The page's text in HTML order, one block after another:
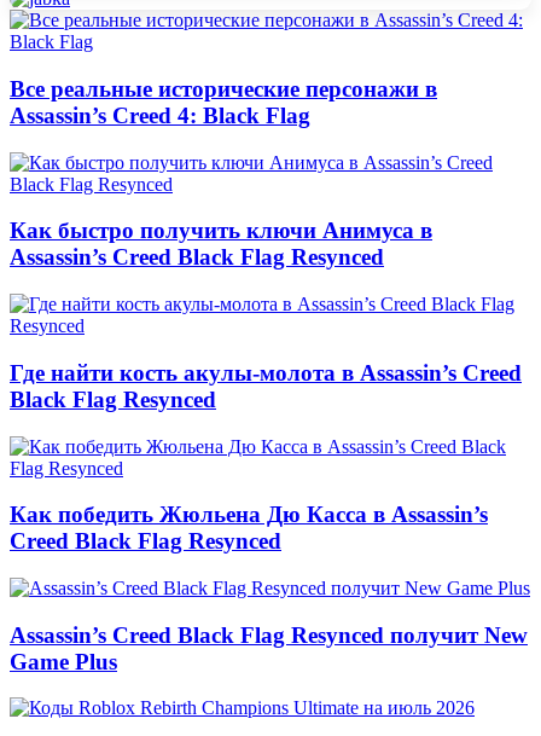
Все реальные исторические персонажи в
Assassin’s Creed 4: Black Flag
Как быстро получить ключи Анимуса в
Assassin’s Creed Black Flag Resynced
Где найти кость акулы-молота в Assassin’s Creed
Black Flag Resynced
Как победить Жюльена Дю Касса в Assassin’s
Creed Black Flag Resynced
Assassin’s Creed Black Flag Resynced получит New
Game Plus